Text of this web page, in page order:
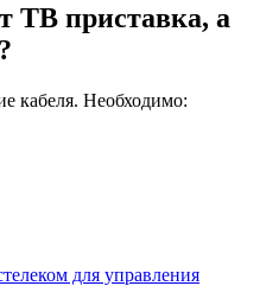
ТВ приставка, а
кабеля. Необходимо:
для управления